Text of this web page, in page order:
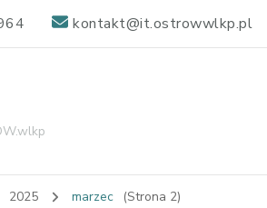
kontakt@it.ostrowwlkp.pl
2025 marzec (Strona 2)